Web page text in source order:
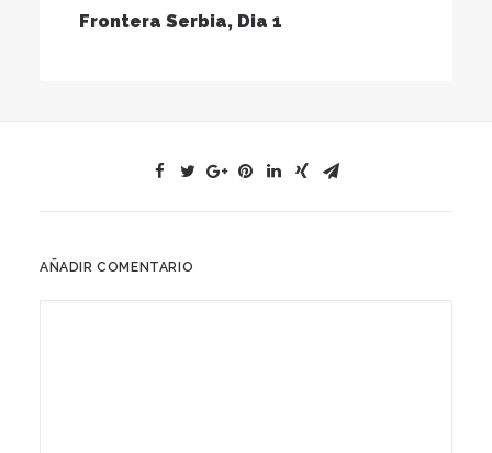
Frontera Serbia, Dia 1
AÑADIR COMENTARIO